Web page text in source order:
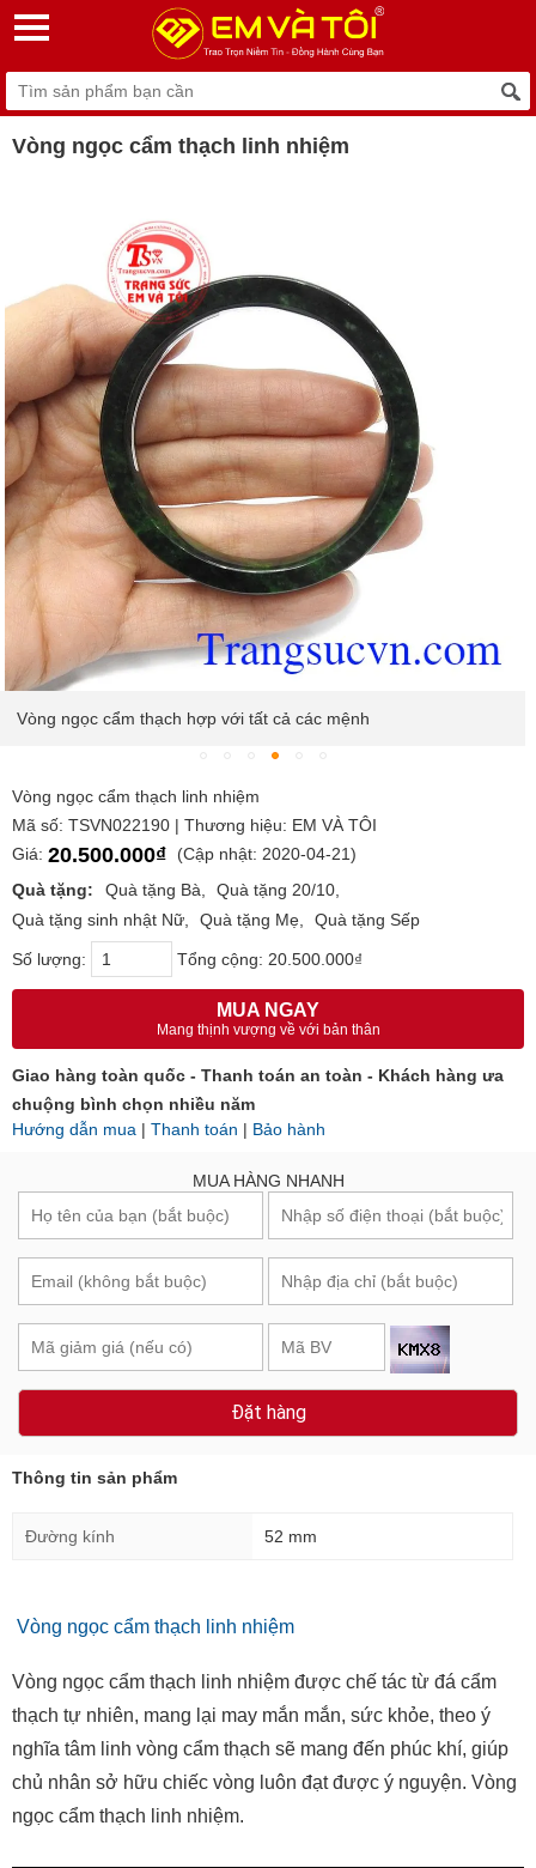
Vòng ngọc cẩm thạch linh nhiệm
Vòng ngọc cẩm thạch hợp với tất cả các mệnh
Vòng ngọc cẩm thạch linh nhiệm
Mã số: TSVN022190 | Thương hiệu: EM VÀ TÔI
Giá: 20.500.000₫
(Cập nhật: 2020-04-21)
Quà tặng:
Quà tặng Bà
Quà tặng 20/10
Quà tặng sinh nhật Nữ
Quà tặng Mẹ Quà tặng Sếp
Số lượng: Tổng cộng: 20.500.000₫
MUA NGAY
Mang thịnh vượng về với bản thân
Giao hàng toàn quốc - Thanh toán an toàn - Khách hàng ưa
chuộng bình chọn nhiều năm
Hướng dẫn mua | Thanh toán | Bảo hành
MUA HÀNG NHANH
Đặt hàng
Thông tin sản phẩm
Đường kính 52 mm
Vòng ngọc cẩm thạch linh nhiệm
Vòng ngọc cẩm thạch linh nhiệm được chế tác từ đá cẩm
thạch tự nhiên, mang lại may mắn mắn, sức khỏe, theo ý
nghĩa tâm linh vòng cẩm thạch sẽ mang đến phúc khí, giúp
chủ nhân sở hữu chiếc vòng luôn đạt được ý nguyện. Vòng
ngọc cẩm thạch linh nhiệm.